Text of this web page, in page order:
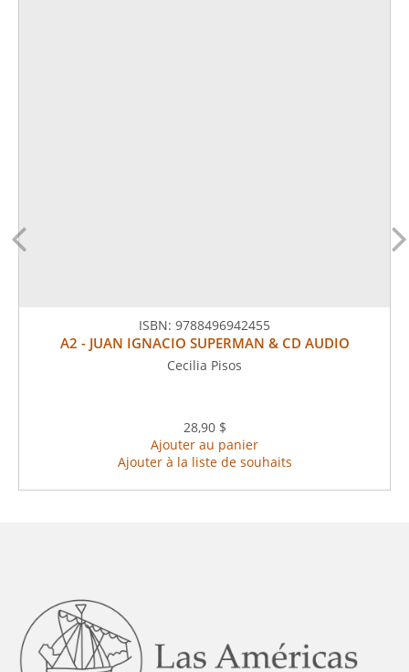
ISBN: 9788496942455
A2 - JUAN IGNACIO SUPERMAN & CD AUDIO
Cecilia Pisos
28,90 $
Ajouter au panier
Ajouter à la liste de souhaits